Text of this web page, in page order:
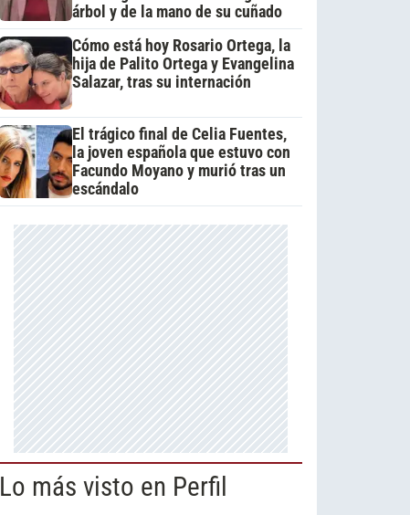
árbol y de la mano de su cuñado
Cómo está hoy Rosario Ortega, la
hija de Palito Ortega y Evangelina
Salazar, tras su internación
El trágico final de Celia Fuentes,
la joven española que estuvo con
Facundo Moyano y murió tras un
escándalo
Lo más visto en Perfil